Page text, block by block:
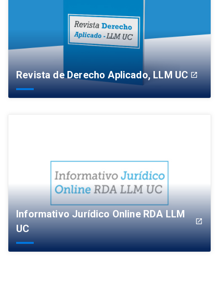
Revista de Derecho Aplicado, LLM UC launch
Informativo Jurídico Online RDA LLM
UC
launch